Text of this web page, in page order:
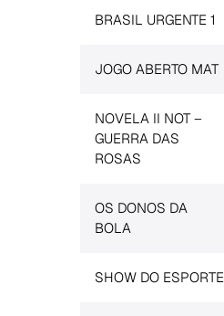
BRASIL URGENTE 1
JOGO ABERTO MAT
NOVELA II NOT –
GUERRA DAS
ROSAS
OS DONOS DA
BOLA
SHOW DO ESPORTE